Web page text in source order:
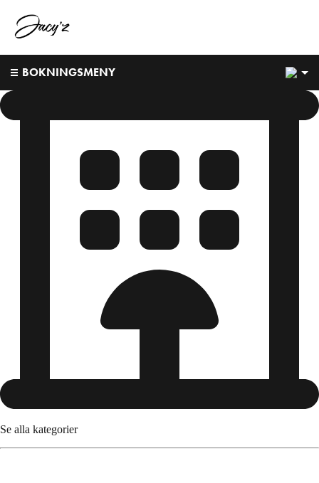
BOKNINGSMENY
Se alla kategorier